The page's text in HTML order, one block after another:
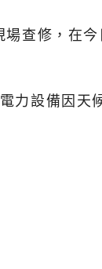
查修，在
力設備因天